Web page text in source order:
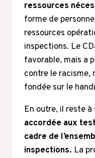
ressources
forme de
ressources
inspections. Le
favorable, mais a
contre le racisme,
fondée sur le
En outre, il reste à
accordée aux
cadre de
inspections. La